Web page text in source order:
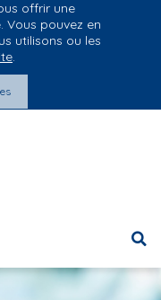
Groupe Vivalto Santé
Entre nous, la vie
offrir une
Vous pouvez en
utilisons ou les
.